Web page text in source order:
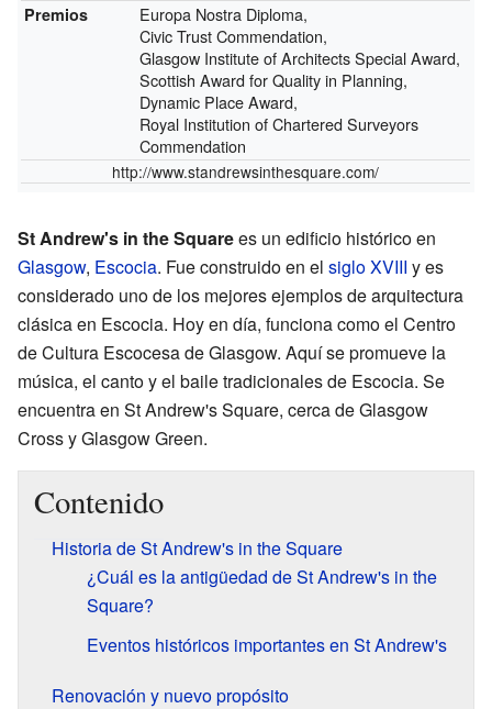
Premios
Europa Nostra Diploma,
Civic Trust Commendation,
Glasgow Institute of Architects Special Award,
Scottish Award for Quality in Planning,
Dynamic Place Award,
Royal Institution of Chartered Surveyors
Commendation
http://www.standrewsinthesquare.com/
St Andrew's in the Squarees un edificio histórico en
Glasgow, Escocia. Fue construido en el siglo XVIII y es
considerado uno de los mejores ejemplos de arquitectura
clásica en Escocia. Hoy en día, funciona como el Centro
de Cultura Escocesa de Glasgow. Aquí se promueve la
música, el canto y el baile tradicionales de Escocia. Se
encuentra en St Andrew's Square, cerca de Glasgow
Cross y Glasgow Green.
Contenido
Historia de St Andrew's in the Square
¿Cuál es la antigüedad de St Andrew's in the
Square?
Eventos históricos importantes en St Andrew's
Renovación y nuevo propósito